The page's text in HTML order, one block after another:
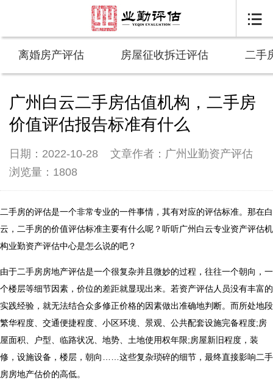

离婚房产评估 房屋征收拆迁评估 二手
广州白云二手房估值机构，二手房
价值评估报告标准有什么
日期：2022-10-28
文章作者：广州业勤资产评估
浏览量：1808
二手房的评估是一个非常专业的一件事情，其有对应的评估标准。那在白
云，二手房的价值评估标准主要有什么呢？听听广州白云专业资产评估机
构业勤资产评估中心是怎么说的吧？
由于二手房房地产评估是一个很复杂并且微妙的过程，往往一个朝向，一
个楼层等细节因素，价位的差距就显现出来。若资产评估人员没有丰富的
实践经验，就无法结合众多修正价格的因素做出准确地判断。而所处地段
繁华程度、交通便捷程度、小区环境、景观、公共配套设施完备程度;房
屋面积、户型、临路状况、地势、土地使用权年限;房屋新旧程度，装
修，设施设备，楼层，朝向……这些复杂琐碎的细节，最终直接影响二手
房房地产估价的高低。